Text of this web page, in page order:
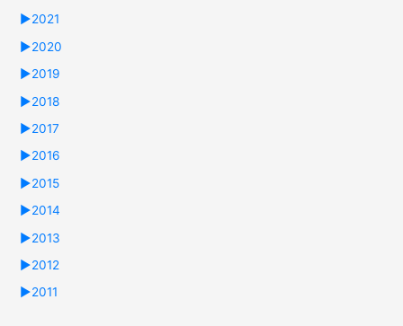
►2021
►2020
►2019
►2018
►2017
►2016
►2015
►2014
►2013
►2012
►2011